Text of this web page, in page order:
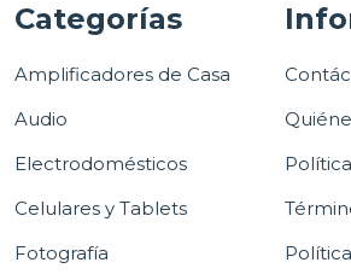
Categorías
Amplificadores de Casa
Audio
Electrodomésticos
Celulares y Tablets
Fotografía